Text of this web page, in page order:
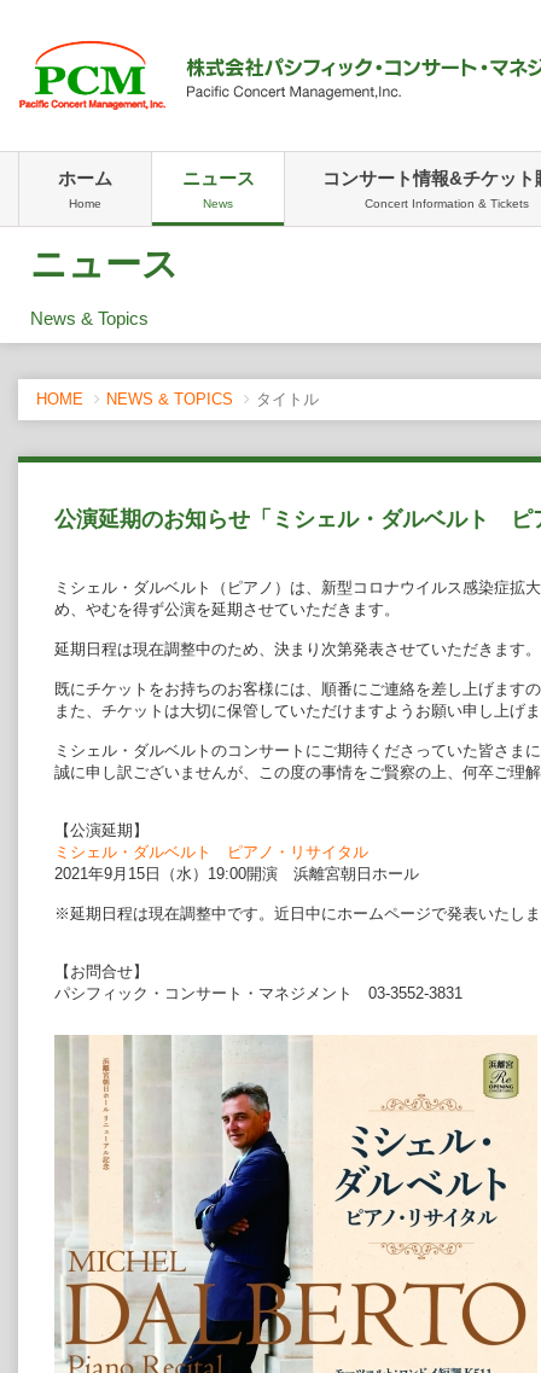
ホーム
Home
ニュース
News
コンサート情報&チケット
Concert Information & Tickets
ニュース
News & Topics
HOME NEWS & TOPICS タイトル
公演延期のお知らせ「ミシェル・ダルベルト ピ
ミシェル・ダルベルト（ピアノ）は、新型コロナウイルス感染症拡
め、やむを得ず公演を延期させていただきます。
延期日程は現在調整中のため、決まり次第発表させていただきます。
既にチケットをお持ちのお客様には、順番にご連絡を差し上げます
また、チケットは大切に保管していただけますようお願い申し上げ
ミシェル・ダルベルトのコンサートにご期待くださっていた皆さま
誠に申し訳ございませんが、この度の事情をご賢察の上、何卒ご理
【公演延期】
ミシェル・ダルベルト ピアノ・リサイタル
2021年9月15日（水）19:00開演 浜離宮朝日ホール
※延期日程は現在調整中です。近日中にホームページで発表いたし
【お問合せ】
パシフィック・コンサート・マネジメント 03-3552-3831